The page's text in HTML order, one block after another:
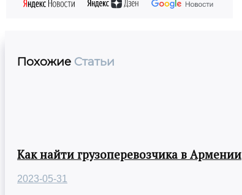
Похожие Статьи
Как найти грузоперевозчика в Армении
2023-05-31